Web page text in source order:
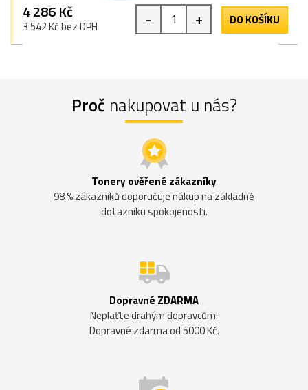
4 286 Kč
3 542 Kč bez DPH - + DO KOŠÍKU
Proč nakupovat u nás?
Tonery ověřené zákazníky
98 % zákazníků doporučuje nákup na základně
dotazníku spokojenosti.
Dopravné ZDARMA
Neplaťte drahým dopravcům!
Dopravné zdarma od 5000 Kč.